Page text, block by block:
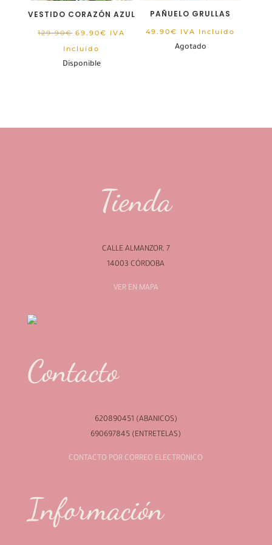
VESTIDO CORAZÓN AZUL
129.90€ El
precio
original
69.90€ El
IVA
Incluído
Disponible
PAÑUELO GRULLAS
49.90€ IVA Incluído
Agotado
Tienda
CALLE ALMANZOR, 7
14003 CÓRDOBA
VER EN MAPA
Contacto
620890451 (ABANICOS)
690697845 (ENTRETELAS)
CONTACTO POR CORREO ELECTRÓNICO
Información